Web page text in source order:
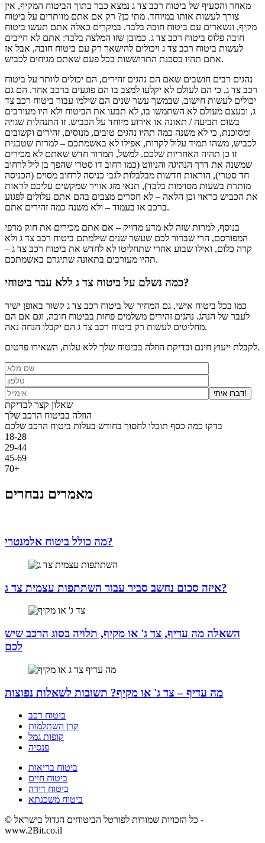
מאחר והסעיף של ביטוח רכב צד ג נמצא כבר בתוך הביטוח המקיף, אין
צורך לעשות אותו במיוחד. מתי כן? רק אם אתם מוותרים על ביטוח
מקיף, ונשארים עם ביטוח חובה בלבד. במקרים כאלה אתם תעשו ביטוח
חובה פלוס ביטוח רכב צד ג. כמובן שזו המלצה בלבד: אתם לא חייבים
לעשות ביטוח רכב צד ג ויכולים להישאר רק עם ביטוח חובה, אבל אז
אתם תהיו בסכנת התרוששות בכל פעם שאתם מגיחים לכביש.
נהגים רבים חושבים שאם הם נהגים זהירים, הם יכולים לוותר על ביטוח
רכב צד ג, כי הם לעולם לא יקלעו למצב בו הם פוגעים ברכב אחר. הם גם
יכולים לעשות חישוב, שבמשך עשר שנים הם שילמו עבור ביטוח רכב צד
ג, ובעצם מעולם לא השתמשו בו, לא תבעו את הביטוח ולא היו מעורבים
בשום תביעה / תאונה או אירוע מיוחד על הכביש. זו התנהלות שגויה
ומסוכנת, כי לא משנה כמה תהיו נהגים טובים, מנוסים, זהירים וקשובים
לכביש, משהו תמיד עלול לקרות, אפילו לא באשמתכם – למרות שטכנית
זו כן תהיה האחריות שלכם. למשל, תמרור חדש שאתם לא מכירים
שמשנה את דרך הנהיגה והניווט (כמו רחוב דו סטרי שהפך בן ליל לרחוב
חד סטרי), הוראות חדשות מבלבלות לגבי כניסה לרחוב מסוים (הכניסה
מותרת בשעות מסוימות בלבד), תנאי מזג אוויר שמקשים עליכם לראות
את הכביש כראוי וכן הלאה – לא חסרים מצבים בהם אתם עלולים לפגוע
ברכב או בעמוד – ולא משנה כמה זהירים אתם.
בנוסף, למרות שזה לא מדע מדויק – אם אתם מכירים את חוק מרפי
המפורסם, הרי שברור לכם שעשר שנים שילמתם ביטוח רכב צד ג ולא
קרה כלום, ואילו שבוע אחרי שתחליטו לא לחדש את ביטוח רכב צד ג –
תהיו מעורבים בתאונה שתיגרם באשמתכם.
כמה נשלם על ביטוח צד ג ללא עבר ביטוחי?
כמו בכל ביטוח אישי, גם המחיר של ביטוח רכב צד ג קשור באופן ישיר
לעבר של הנהג. נהגים זהירים משלמים פחות בביטוח חובה, וגם אם הם
מחליטים לעשות רק ביטוח רכב צד ג הם יקבלו הנחה נאה.
לקבלת ייעוץ חינם ובדיקת הוזלה בביטוח שלך ללא עלות, השאירו פרטים.
דברו איתי!
שאלון קצר לבדיקת
הוזלה בביטוח הרכב שלך
בדקו כמה כסף תוכלו לחסוך בחודש בעלות ביטוח הרכב שלכם
18-28
29-44
45-69
70+
מאמרים נבחרים
מה כולל ביטוח אלמנטרי?
איזה סכום נחשב סביר עבור השתתפות עצמית צד ג?
השאלה מה עדיף, צד ג' או מקיף, תלויה בסוג הרכב שיש
לכם
מה עדיף – צד ג' או מקיף? תשובות לשאלות נפוצות
ביטוח רכב
קרן השתלמות
קופות גמל
פנסיה
ביטוח בריאות
ביטוח חיים
ביטוח דירה
ביטוח משכנתא
© כל הזכויות שמורות לפורטל הביטוחים הגדול בישראל -
www.2Bit.co.il